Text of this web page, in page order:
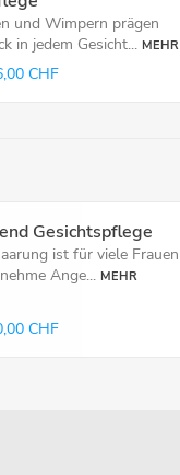
und Wimpern prägen
in jedem Gesicht... MEHR
CHF
Gesichtspflege
ist für viele Frauen
Ange... MEHR
CHF